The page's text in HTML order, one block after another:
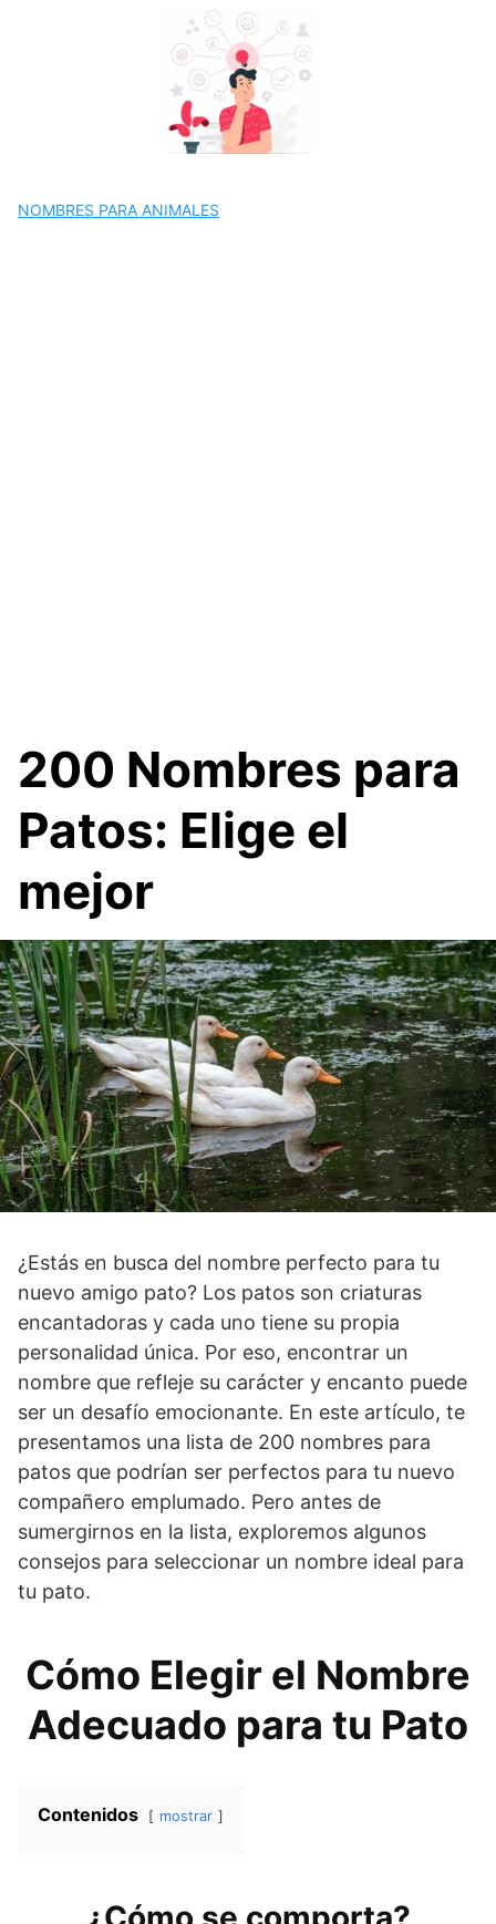
NOMBRES PARA ANIMALES
200 Nombres para
Patos: Elige el
mejor
¿Estás en busca del nombre perfecto para tu
nuevo amigo pato? Los patos son criaturas
encantadoras y cada uno tiene su propia
personalidad única. Por eso, encontrar un
nombre que refleje su carácter y encanto puede
ser un desafío emocionante. En este artículo, te
presentamos una lista de 200 nombres para
patos que podrían ser perfectos para tu nuevo
compañero emplumado. Pero antes de
sumergirnos en la lista, exploremos algunos
consejos para seleccionar un nombre ideal para
tu pato.
Cómo Elegir el Nombre
Adecuado para tu Pato
Contenidos mostrar